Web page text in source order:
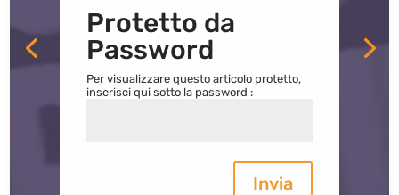
Protetto da
Password
Per visualizzare questo articolo protetto,
inserisci qui sotto la password :
Invia